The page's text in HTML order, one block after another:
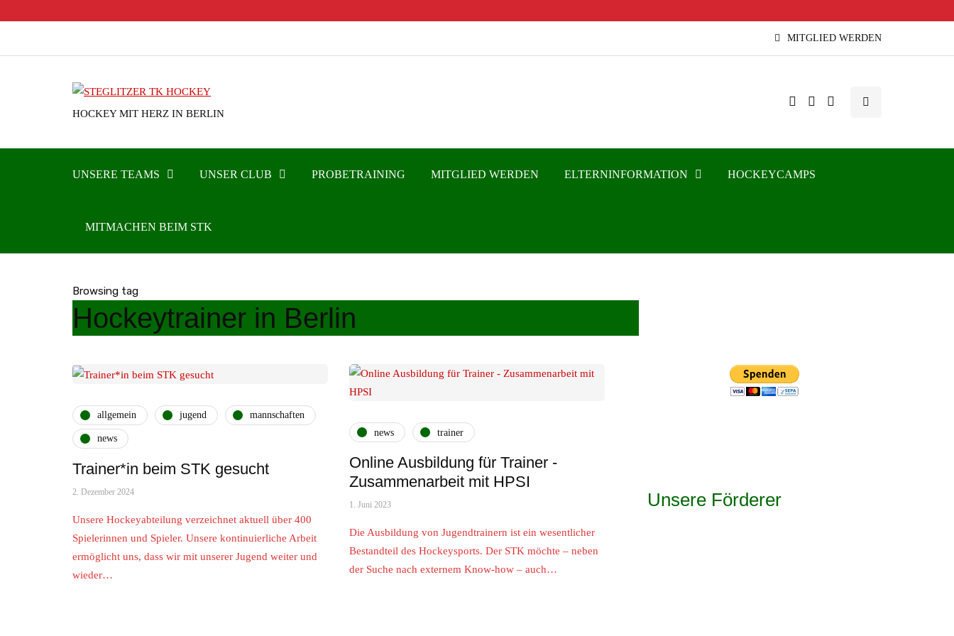
MITGLIED WERDEN
HOCKEY MIT HERZ IN BERLIN
UNSERE TEAMS UNSER CLUB PROBETRAINING MITGLIED WERDEN ELTERNINFORMATION HOCKEYCAMPS
MITMACHEN BEIM STK
Browsing tag
Hockeytrainer in Berlin
allgemein jugend mannschaften
news
Trainer*in beim STK gesucht
2. Dezember 2024
Unsere Hockeyabteilung verzeichnet aktuell über 400
Spielerinnen und Spieler. Unsere kontinuierliche Arbeit
ermöglicht uns, dass wir mit unserer Jugend weiter und
wieder…
news trainer
Online Ausbildung für Trainer -
Zusammenarbeit mit HPSI
1. Juni 2023
Die Ausbildung von Jugendtrainern ist ein wesentlicher
Bestandteil des Hockeysports. Der STK möchte – neben
der Suche nach externem Know-how – auch…
Unsere Förderer